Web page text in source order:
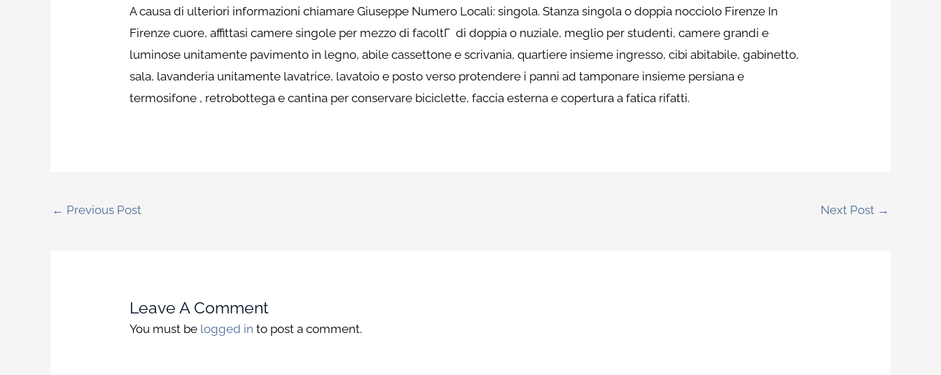
A causa di ulteriori informazioni chiamare Giuseppe Numero Locali: singola. Stanza singola o doppia nocciolo Firenze In
Firenze cuore, affittasi camere singole per mezzo di facoltГ di doppia o nuziale, meglio per studenti, camere grandi e
luminose unitamente pavimento in legno, abile cassettone e scrivania, quartiere insieme ingresso, cibi abitabile, gabinetto,
sala, lavanderia unitamente lavatrice, lavatoio e posto verso protendere i panni ad tamponare insieme persiana e
termosifone , retrobottega e cantina per conservare biciclette, faccia esterna e copertura a fatica rifatti.
← Previous Post Next Post →
Leave A Comment
You must be logged in to post a comment.